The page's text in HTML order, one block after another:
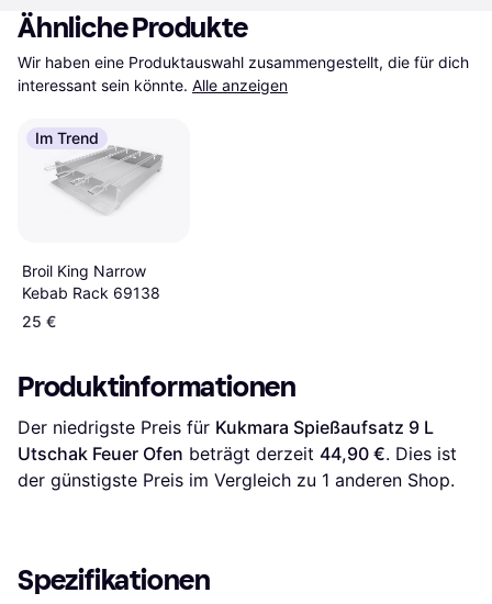
Ähnliche Produkte
Wir haben eine Produktauswahl zusammengestellt, die für dich
interessant sein könnte. Alle anzeigen
Im Trend
Broil King Narrow
Kebab Rack 69138
25 €
Produktinformationen
Der niedrigste Preis für Kukmara Spießaufsatz 9 L
Utschak Feuer Ofen beträgt derzeit 44,90 €. Dies ist
der günstigste Preis im Vergleich zu 1 anderen Shop.
Spezifikationen